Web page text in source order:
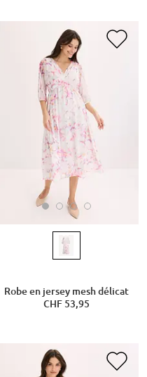
Robe en jersey mesh délicat
CHF 53,95